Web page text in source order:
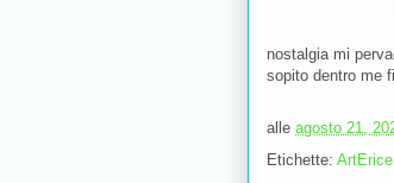
nostalgia mi
sopito dentro me
alle agosto 21,
Etichette: